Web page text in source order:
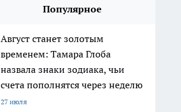
Популярное
Август станет золотым
временем: Тамара Глоба
назвала знаки зодиака, чьи
счета пополнятся через неделю
27 июля